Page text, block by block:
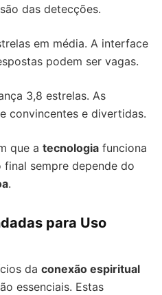
das detecções.
em média. A interface
podem ser vagas.
3,8 estrelas. As
convincentes e divertidas.
que a tecnologia funciona
sempre depende do
.
para Uso
da conexão espiritual
essenciais. Estas